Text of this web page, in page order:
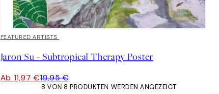
40%*
FEATURED ARTISTS
Jaron Su - Subtropical Therapy Poster
Ab 11,97 €19,95 €
8 VON 8 PRODUKTEN WERDEN ANGEZEIGT